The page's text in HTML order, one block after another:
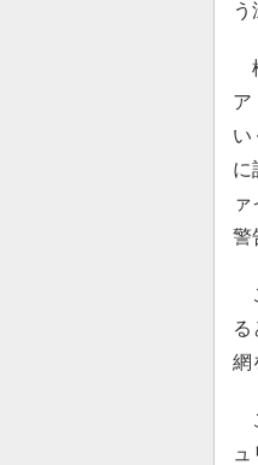
ア
い
に
警
る
網